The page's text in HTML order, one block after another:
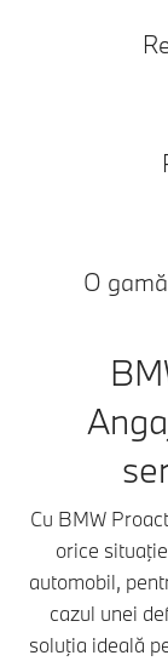
O
Cu BMW
orice
automobil,
cazul unei
soluţia ideală